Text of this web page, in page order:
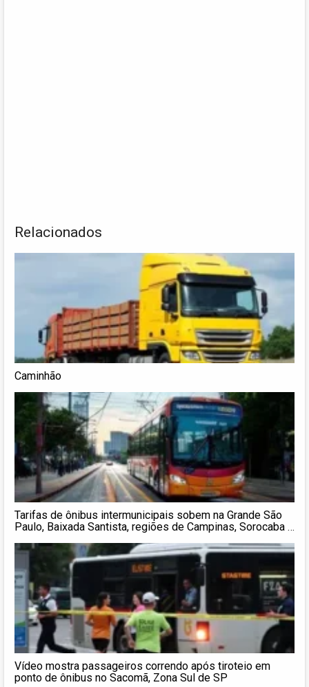
Relacionados
Caminhão
Tarifas de ônibus intermunicipais sobem na Grande São
Paulo, Baixada Santista, regiões de Campinas, Sorocaba e
Vídeo mostra passageiros correndo após tiroteio em
ponto de ônibus no Sacomã, Zona Sul de SP